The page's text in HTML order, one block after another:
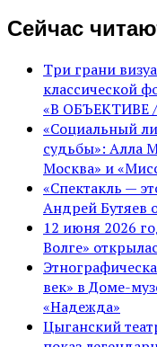
Сейчас
Три грани
классической
«В ОБЪЕКТИВЕ
«Социальный
судьбы»: Алла
Москва» и
«Спектакль —
Андрей Бутяев
12 июня 2026
Волге»
век» в Доме-
«Надежда»
Цыганский